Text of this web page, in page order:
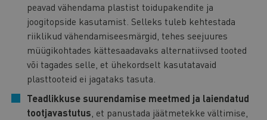
peavad vähendama plastist toidupakendite ja
joogitopside kasutamist. Selleks tuleb kehtestada
riiklikud vähendamiseesmärgid, tehes seejuures
müügikohtades kättesaadavaks alternatiivsed tooted
või tagades selle, et ühekordselt kasutatavaid
plasttooteid ei jagataks tasuta.
Teadlikkuse suurendamise meetmed ja laiendatud
tootjavastutus, et panustada jäätmetekke vältimise,